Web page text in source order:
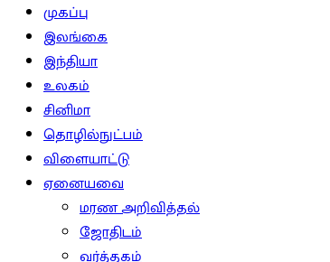
முகப்பு
இலங்கை
இந்தியா
உலகம்
சினிமா
தொழில்நுட்பம்
விளையாட்டு
ஏனையவை
மரண அறிவித்தல்
ஜோதிடம்
வர்த்தகம்